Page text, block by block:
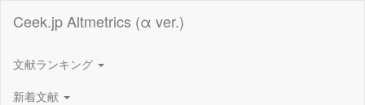
Ceek.jp Altmetrics (α ver.)
文献ランキング
新着文献